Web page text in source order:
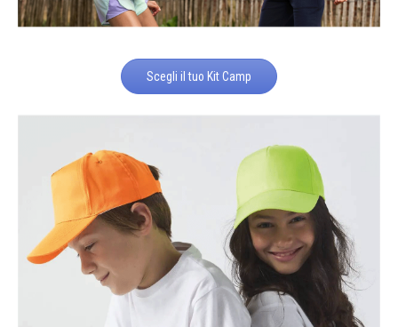
Scegli il tuo Kit Camp